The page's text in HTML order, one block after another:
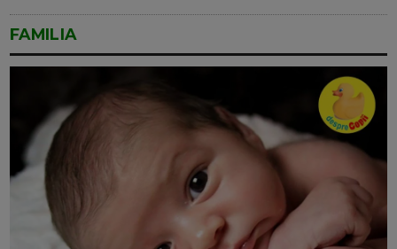
FAMILIA